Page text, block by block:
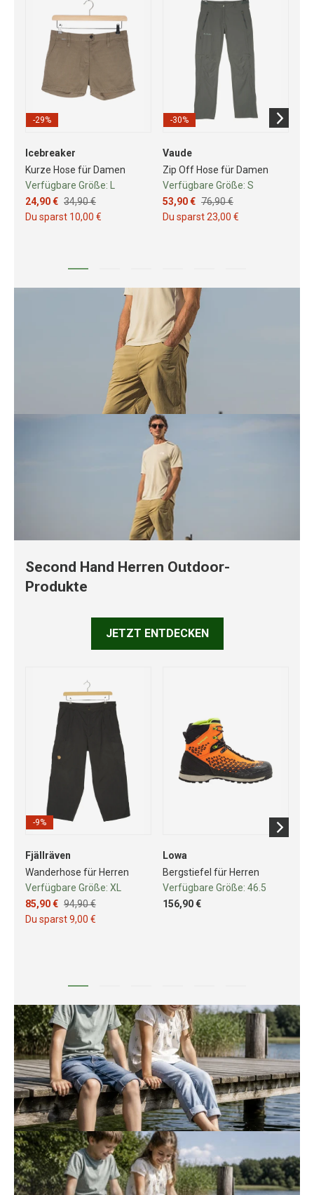
-29%
Icebreaker
Kurze Hose für Damen
Verfügbare Größe: L
24,90 € 34,90 €
Du sparst 10,00 €
-30%
Vaude
Zip Off Hose für Damen
Verfügbare Größe:S
53,90 € 76,90 €
Du sparst 23,00 €
Second Hand Herren Outdoor-
Produkte
JETZT ENTDECKEN
-9%
Fjällräven
Wanderhose für Herren
Verfügbare Größe: XL
85,90 € 94,90 €
Du sparst 9,00 €
Lowa
Bergstiefel für Herren
Verfügbare Größe:46.5
156,90 €